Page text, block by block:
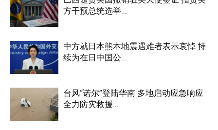
方干预总统选举...
中方就日本熊本地震遇难者表示哀悼 持
续为在日中国公...
台风“诺尔”登陆华南 多地启动应急响应
全力防灾救援...